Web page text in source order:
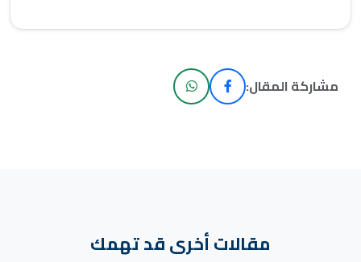
مشاركة المقال:
مقالات أخرى قد تهمك